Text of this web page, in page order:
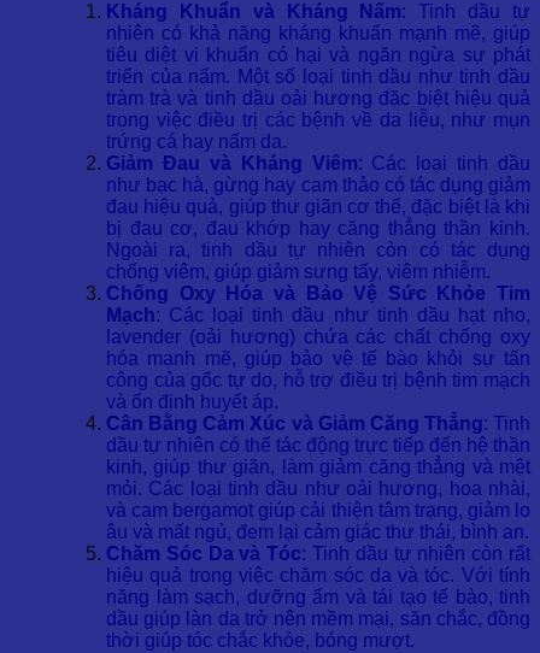
Kháng Khuẩn và Kháng Nấm: Tinh dầu tự
nhiên có khả năng kháng khuẩn mạnh mẽ, giúp
tiêu diệt vi khuẩn có hại và ngăn ngừa sự phát
triển của nấm. Một số loại tinh dầu như tinh dầu
tràm trà và tinh dầu oải hương đặc biệt hiệu quả
trong việc điều trị các bệnh về da liễu, như mụn
trứng cá hay nấm da.
Giảm Đau và Kháng Viêm: Các loại tinh dầu
như bạc hà, gừng hay cam thảo có tác dụng giảm
đau hiệu quả, giúp thư giãn cơ thể, đặc biệt là khi
bị đau cơ, đau khớp hay căng thẳng thần kinh.
Ngoài ra, tinh dầu tự nhiên còn có tác dụng
chống viêm, giúp giảm sưng tấy, viêm nhiễm.
Chống Oxy Hóa và Bảo Vệ Sức Khỏe Tim
Mạch: Các loại tinh dầu như tinh dầu hạt nho,
lavender (oải hương) chứa các chất chống oxy
hóa mạnh mẽ, giúp bảo vệ tế bào khỏi sự tấn
công của gốc tự do, hỗ trợ điều trị bệnh tim mạch
và ổn định huyết áp.
Cân Bằng Cảm Xúc và Giảm Căng Thẳng: Tinh
dầu tự nhiên có thể tác động trực tiếp đến hệ thần
kinh, giúp thư giãn, làm giảm căng thẳng và mệt
mỏi. Các loại tinh dầu như oải hương, hoa nhài,
và cam bergamot giúp cải thiện tâm trạng, giảm lo
âu và mất ngủ, đem lại cảm giác thư thái, bình an.
Chăm Sóc Da và Tóc: Tinh dầu tự nhiên còn rất
hiệu quả trong việc chăm sóc da và tóc. Với tính
năng làm sạch, dưỡng ẩm và tái tạo tế bào, tinh
dầu giúp làn da trở nên mềm mại, săn chắc, đồng
thời giúp tóc chắc khỏe, bóng mượt.